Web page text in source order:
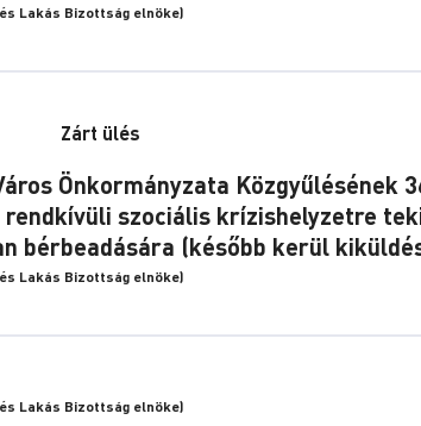
Lakás Bizottság elnöke)
Zárt ülés
Önkormányzata Közgyűlésének
rendkívüli szociális krízishelyzetre
bérbeadására (később kerül
Lakás Bizottság elnöke)
Lakás Bizottság elnöke)